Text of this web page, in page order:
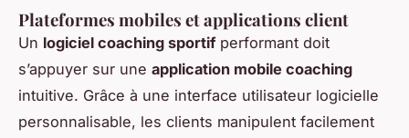
Plateformes mobiles et applications client
Un logiciel coaching sportifperformant doit
s’appuyer sur une application mobile coaching
intuitive. Grâce à une interface utilisateur logicielle
personnalisable, les clients manipulent facilement